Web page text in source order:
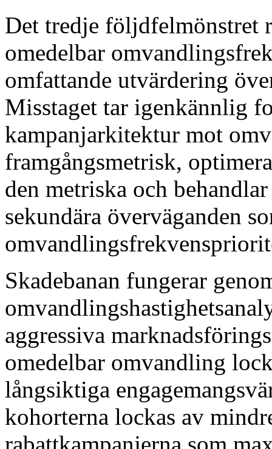
Det tredje följdfelmönstret
omedelbar
omfattande utvärdering
Misstaget tar igenkännlig
kampanjarkitektur mot
framgångsmetrisk,
den metriska och
sekundära överväganden
Skadebanan fungerar
aggressiva
omedelbar omvandling
långsiktiga
kohorterna lockas av